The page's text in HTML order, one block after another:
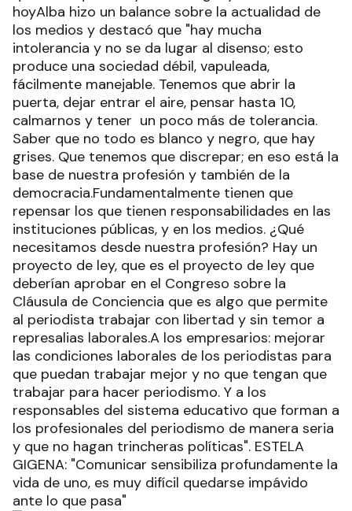
hoyAlba hizo un balance sobre la actualidad de
los medios y destacó que "hay mucha
intolerancia y no se da lugar al disenso; esto
produce una sociedad débil, vapuleada,
fácilmente manejable. Tenemos que abrir la
puerta, dejar entrar el aire, pensar hasta 10,
calmarnos y tener un poco más de tolerancia.
Saber que no todo es blanco y negro, que hay
grises. Que tenemos que discrepar; en eso está la
base de nuestra profesión y también de la
democracia.Fundamentalmente tienen que
repensar los que tienen responsabilidades en las
instituciones públicas, y en los medios. ¿Qué
necesitamos desde nuestra profesión? Hay un
proyecto de ley, que es el proyecto de ley que
deberían aprobar en el Congreso sobre la
Cláusula de Conciencia que es algo que permite
al periodista trabajar con libertad y sin temor a
represalias laborales.A los empresarios: mejorar
las condiciones laborales de los periodistas para
que puedan trabajar mejor y no que tengan que
trabajar para hacer periodismo. Y a los
responsables del sistema educativo que forman a
los profesionales del periodismo de manera seria
y que no hagan trincheras políticas". ESTELA
GIGENA: "Comunicar sensibiliza profundamente la
vida de uno, es muy difícil quedarse impávido
ante lo que pasa"